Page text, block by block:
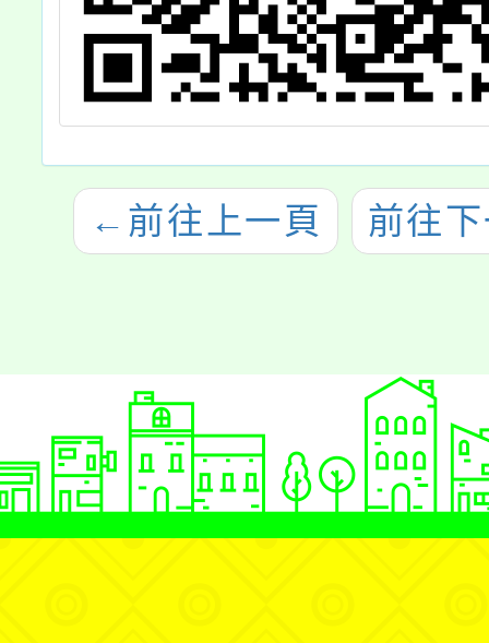
← 前往上一頁 前往